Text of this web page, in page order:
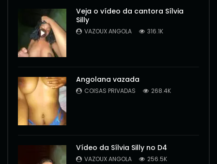
Veja o vídeo da cantora Sílvia
Silly
VAZOUX ANGOLA 316.1K
Angolana vazada
COISAS PRIVADAS 268.4K
Vídeo da Sílvia Silly no D4
VAZOUX ANGOLA 256.5K